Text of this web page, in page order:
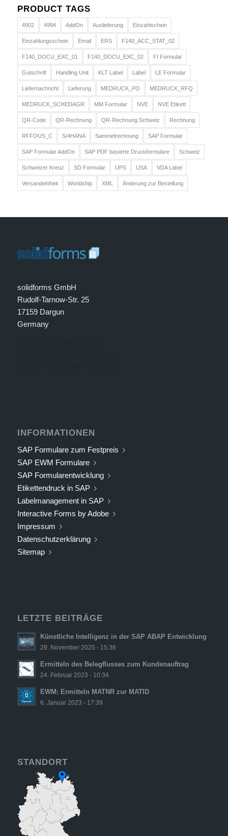
PRODUCT TAGS
4902 4994 AddOn Auslieferung Einzahlschein
Einzahlungsschein Email ERS F140_ACC_STAT_02
F140_DOCU_EXC_01 F140_DOCU_EXC_02 FI Formular
Gutschrift Handling Unit KLT Label Label LE Formular
Liefernachricht Lieferung MEDRUCK_PO MEDRUCK_RFQ
MEDRUCK_SCHEDAGR MM Formular NVE NVE Etikett
QR-Code QR-Rechnung QR-Rechnung Schweiz Rechnung
RFFOUS_C S/4HANA Sammelrechnung SAP Formular
SAP Formular AddOn SAP PDF basierte Druckformulare Schweiz
Schweizer Kreuz SD Formular UPS USA VDA Label
Versandeinheit Worldship XML Änderung zur Bestellung
solidforms GmbH
Rudolf-Tarnow-Str. 25
17159 Dargun
Germany
INFORMATIONEN
SAP Formulare zum Festpreis
SAP EWM Formulare
SAP Formularentwicklung
Etikettendruck in SAP
Labelmanagement in SAP
Interactive Forms by Adobe
Impressum
Datenschutzerklärung
Sitemap
LETZTE BEITRÄGE
Künstliche Intelligenz in der SAP ABAP Entwicklung
29. November 2025 - 15:36
Ermitteln des Belegflusses zum Kundenauftrag
24. Februar 2023 - 10:34
EWM: Ermitteln MATNR zur MATID
6. Januar 2023 - 17:39
STANDORT